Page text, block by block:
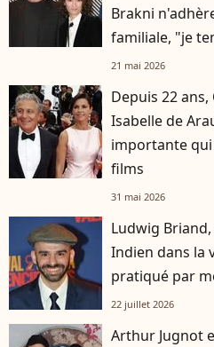
Brakni
familiale, "je
d'avis"
21 mai 2026
Depuis 22
Isabelle de
importante qui
films
31 mai 2026
Ludwig
Indien dans la
pratiqué par
22 juillet 2026
Arthur Jugnot